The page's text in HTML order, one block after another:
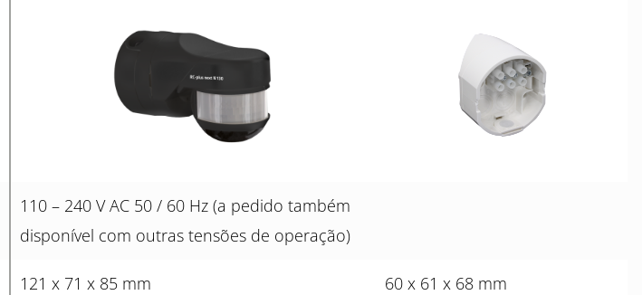
110 – 240 V AC 50 / 60 Hz (a pedido também
disponível com outras tensões de operação)
121 x 71 x 85 mm 60 x 61 x 68 mm